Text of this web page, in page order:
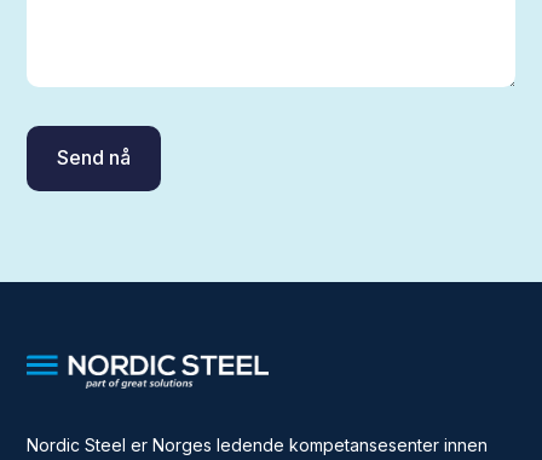
Nordic Steel er Norges ledende kompetansesenter innen